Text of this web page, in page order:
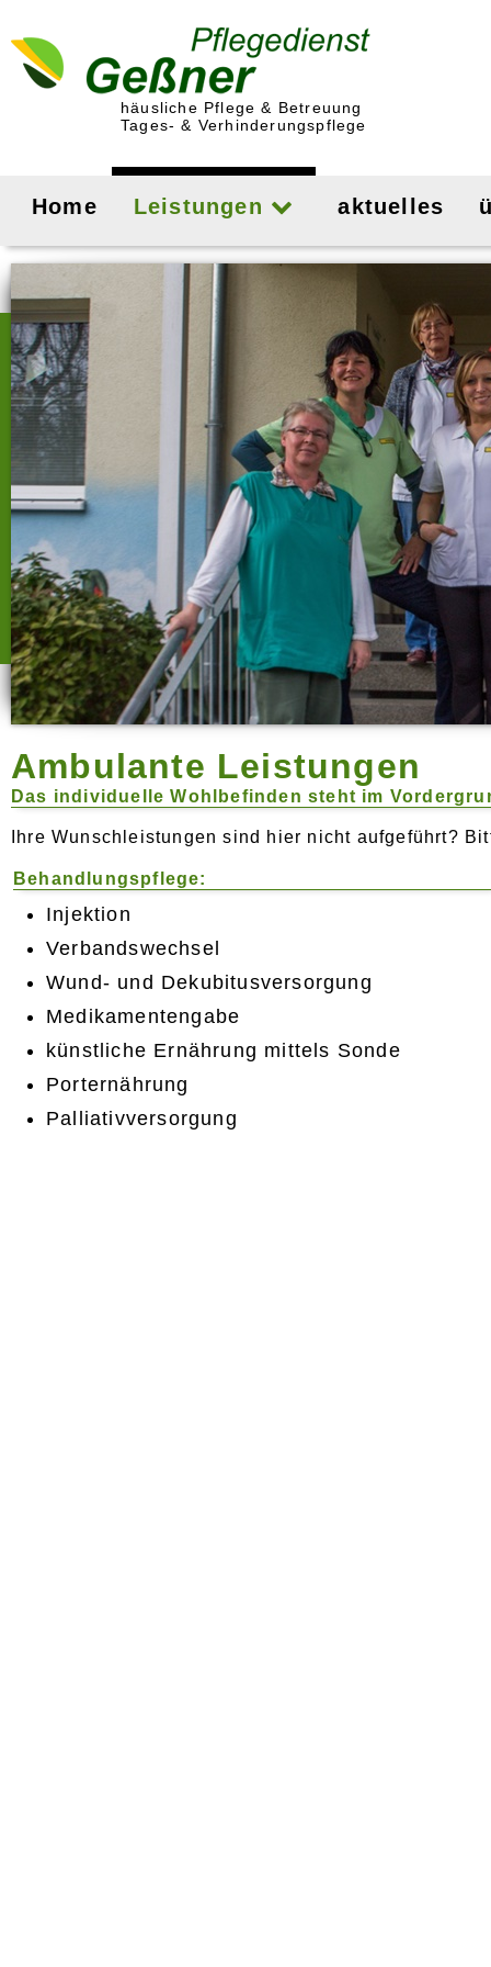
häusliche Pflege & Betreuung
Tages- & Verhinderungspflege
Home Leistungen aktuelles
Ambulante Leistungen
Das individuelle Wohlbefinden steht im
Ihre Wunschleistungen sind hier nicht aufgeführt?
Behandlungspflege:
Injektion
Verbandswechsel
Wund- und Dekubitusversorgung
Medikamentengabe
künstliche Ernährung mittels Sonde
Porternährung
Palliativversorgung